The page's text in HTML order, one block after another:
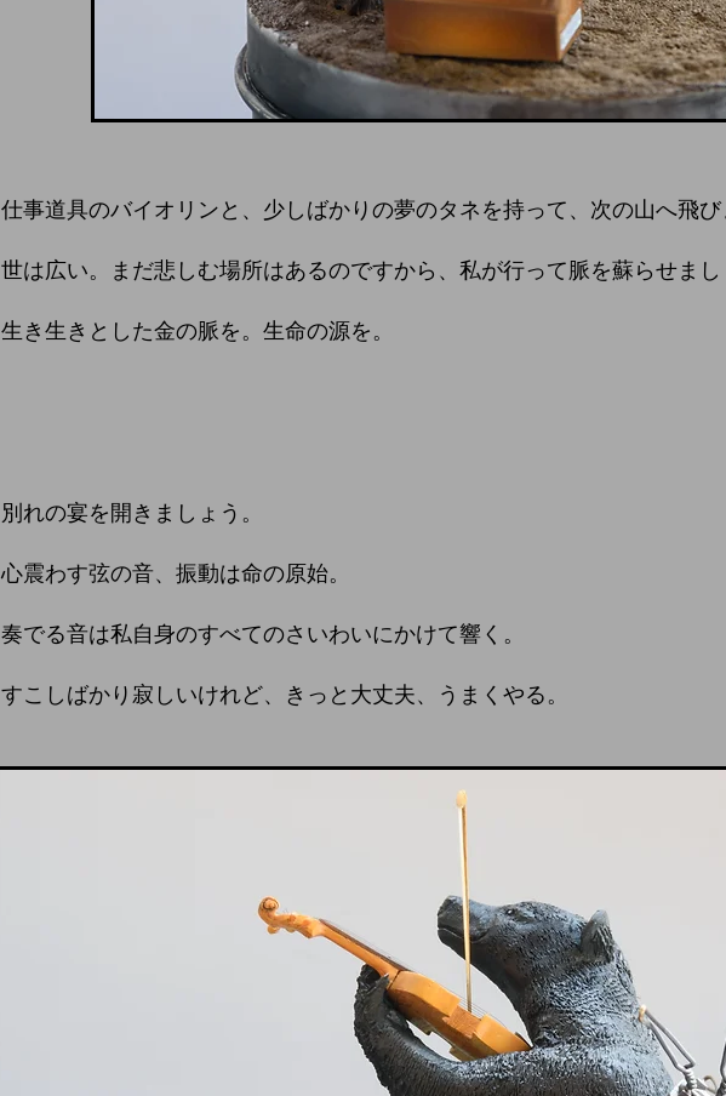
仕事道具のバイオリンと、少しばかりの夢のタネを持って、次の山へ飛
世は広い。まだ悲しむ場所はあるのですから、私が行って脈を蘇らせま
生き生きとした金の脈を。生命の源を。
別れの宴を開きましょう。
心震わす弦の音、振動は命の原始。
奏でる音は私自身のすべてのさいわいにかけて響く。
すこしばかり寂しいけれど、きっと大丈夫、うまくやる。